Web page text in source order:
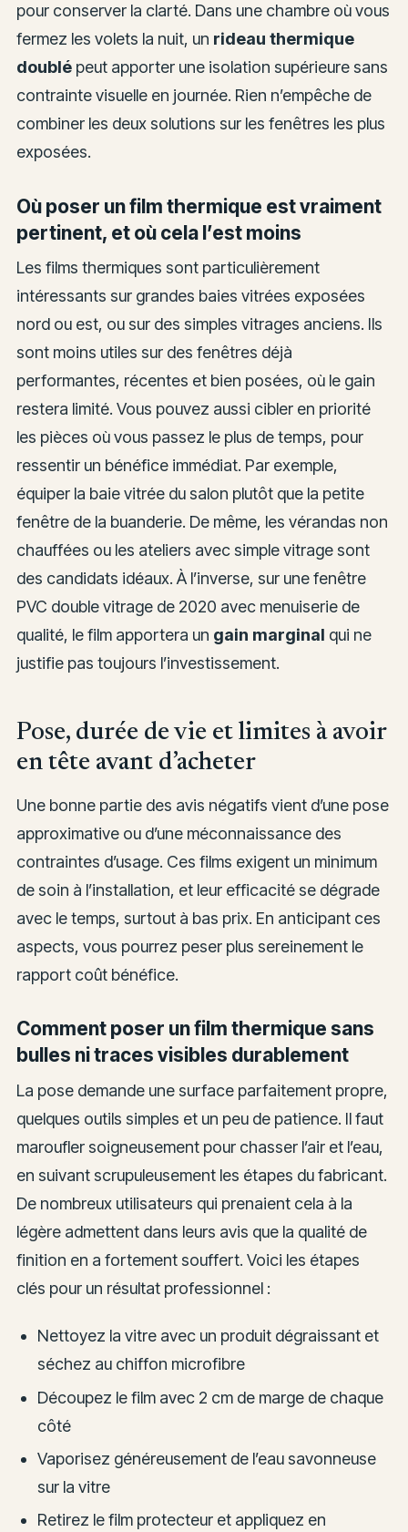
pour conserver la clarté. Dans une chambre où vous
fermez les volets la nuit, un rideau thermique
doublépeut apporter une isolation supérieure sans
contrainte visuelle en journée. Rien n’empêche de
combiner les deux solutions sur les fenêtres les plus
exposées.
Où poser un film thermique est vraiment
pertinent, et où cela l’est moins
Les films thermiques sont particulièrement
intéressants sur grandes baies vitrées exposées
nord ou est, ou sur des simples vitrages anciens. Ils
sont moins utiles sur des fenêtres déjà
performantes, récentes et bien posées, où le gain
restera limité. Vous pouvez aussi cibler en priorité
les pièces où vous passez le plus de temps, pour
ressentir un bénéfice immédiat. Par exemple,
équiper la baie vitrée du salon plutôt que la petite
fenêtre de la buanderie. De même, les vérandas non
chauffées ou les ateliers avec simple vitrage sont
des candidats idéaux. À l’inverse, sur une fenêtre
PVC double vitrage de 2020 avec menuiserie de
qualité, le film apportera un gain marginal qui ne
justifie pas toujours l’investissement.
Pose, durée de vie et limites à avoir
en tête avant d’acheter
Une bonne partie des avis négatifs vient d’une pose
approximative ou d’une méconnaissance des
contraintes d’usage. Ces films exigent un minimum
de soin à l’installation, et leur efficacité se dégrade
avec le temps, surtout à bas prix. En anticipant ces
aspects, vous pourrez peser plus sereinement le
rapport coût bénéfice.
Comment poser un film thermique sans
bulles ni traces visibles durablement
La pose demande une surface parfaitement propre,
quelques outils simples et un peu de patience. Il faut
maroufler soigneusement pour chasser l’air et l’eau,
en suivant scrupuleusement les étapes du fabricant.
De nombreux utilisateurs qui prenaient cela à la
légère admettent dans leurs avis que la qualité de
finition en a fortement souffert. Voici les étapes
clés pour un résultat professionnel :
Nettoyez la vitre avec un produit dégraissant et
séchez au chiffon microfibre
Découpez le film avec 2 cm de marge de chaque
côté
Vaporisez généreusement de l’eau savonneuse
sur la vitre
Retirez le film protecteur et appliquez en